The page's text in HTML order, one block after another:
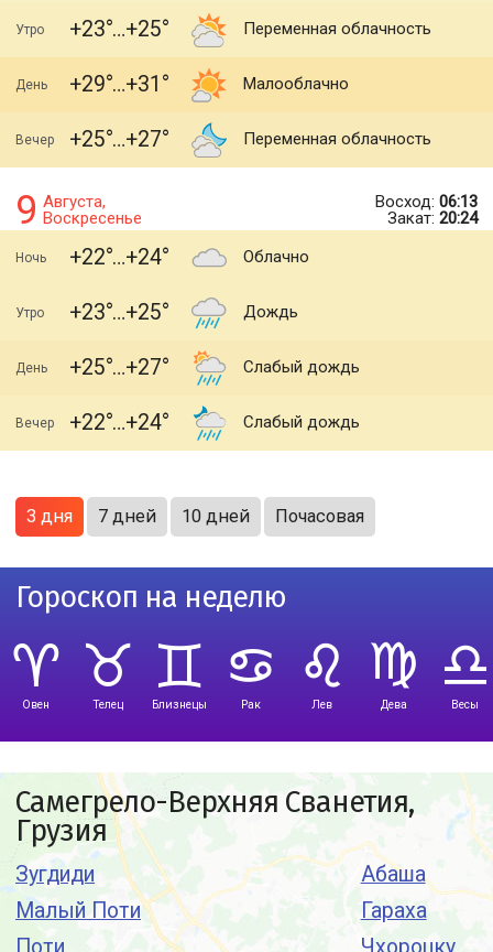
Утро +23 +25 Переменная облачность
День +29 +31 Малооблачно
Вечер +25 +27 Переменная облачность
9 Августа,
Воскресенье
Восход: 06:13
Закат: 20:24
Ночь +22 +24 Облачно
Утро +23 +25 Дождь
День +25 +27 Слабый дождь
Вечер +22 +24 Слабый дождь
3 дня 7 дней 10 дней Почасовая
Гороскоп на неделю
Овен Телец Близнецы Рак Лев Дева Весы
Самегрело-Верхняя Сванетия,
Грузия
Зугдиди
Малый Поти
Абаша
Гараха